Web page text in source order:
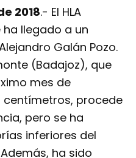
2018.- El HLA
llegado a un
Galán Pozo.
(Badajoz), que
mes de
centímetros, procede
pero se ha
inferiores del
ha sido